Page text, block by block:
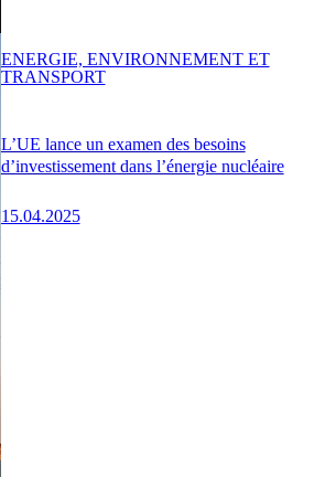
L’UE lance un examen des besoins
d’investissement dans l’énergie nucléaire
15.04.2025
ENERGIE, ENVIRONNEMENT ET
TRANSPORT